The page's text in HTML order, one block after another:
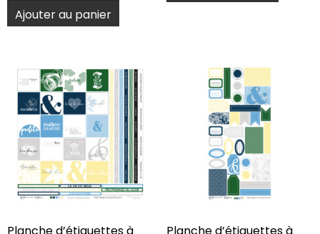
Ajouter au panier
Planche d’étiquettes à Planche d’étiquettes à